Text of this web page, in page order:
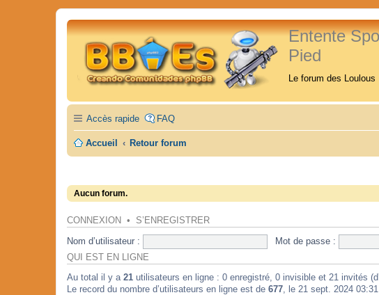
Entente
Pied
Le forum des Loulous
Accès rapide FAQ
Accueil Retour forum
Aucun forum.
CONNEXION • S’ENREGISTRER
Nom d’utilisateur : Mot de passe :
QUI EST EN LIGNE
Au total il y a 21 utilisateurs en ligne : 0 enregistré, 0 invisible et 21 invités
Le record du nombre d’utilisateurs en ligne est de 677 , le 21 sept. 2024 03:31